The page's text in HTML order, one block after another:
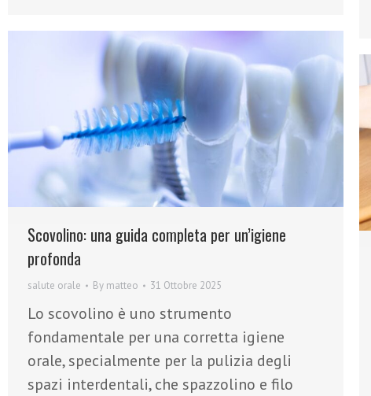
Scovolino: una guida completa per un’igiene
profonda
salute orale By matteo 31 Ottobre 2025
Lo scovolino è uno strumento
fondamentale per una corretta igiene
orale, specialmente per la pulizia degli
spazi interdentali, che spazzolino e filo